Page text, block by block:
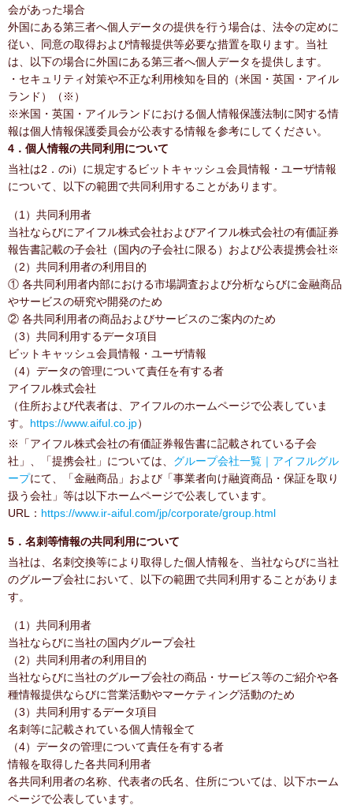
会があった場合
外国にある第三者へ個人データの提供を行う場合は、法令の定めに
従い、同意の取得および情報提供等必要な措置を取ります。当社
は、以下の場合に外国にある第三者へ個人データを提供します。
・セキュリティ対策や不正な利用検知を目的（米国・英国・アイル
ランド）（※）
※米国・英国・アイルランドにおける個人情報保護法制に関する情
報は個人情報保護委員会が公表する情報を参考にしてください。
4．個人情報の共同利用について
当社は2．のi）に規定するビットキャッシュ会員情報・ユーザ情報
について、以下の範囲で共同利用することがあります。
（1）共同利用者
当社ならびにアイフル株式会社およびアイフル株式会社の有価証券
報告書記載の子会社（国内の子会社に限る）および公表提携会社※
（2）共同利用者の利用目的
① 各共同利用者内部における市場調査および分析ならびに金融商品
やサービスの研究や開発のため
② 各共同利用者の商品およびサービスのご案内のため
（3）共同利用するデータ項目
ビットキャッシュ会員情報・ユーザ情報
（4）データの管理について責任を有する者
アイフル株式会社
（住所および代表者は、アイフルのホームページで公表していま
す。 https://www.aiful.co.jp）
※「アイフル株式会社の有価証券報告書に記載されている子会
社」、「提携会社」については、 グループ会社一覧｜アイフルグル
ープにて、「金融商品」および「事業者向け融資商品・保証を取り
扱う会社」等は以下ホームページで公表しています。
URL： https://www.ir-aiful.com/jp/corporate/group.html
5．名刺等情報の共同利用について
当社は、名刺交換等により取得した個人情報を、当社ならびに当社
のグループ会社において、以下の範囲で共同利用することがありま
す。
（1）共同利用者
当社ならびに当社の国内グループ会社
（2）共同利用者の利用目的
当社ならびに当社のグループ会社の商品・サービス等のご紹介や各
種情報提供ならびに営業活動やマーケティング活動のため
（3）共同利用するデータ項目
名刺等に記載されている個人情報全て
（4）データの管理について責任を有する者
情報を取得した各共同利用者
各共同利用者の名称、代表者の氏名、住所については、以下ホーム
ページで公表しています。